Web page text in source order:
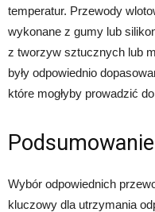
temperatur. Przewody
wykonane z gumy lub
z tworzyw sztucznych lub
były odpowiednio
które mogłyby prowadzić
Podsumowanie
Wybór odpowiednich
kluczowy dla utrzymania